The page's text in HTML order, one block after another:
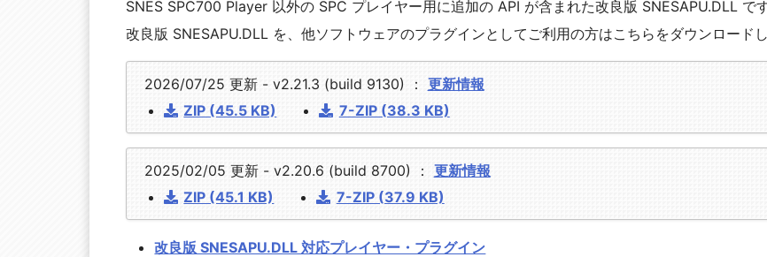
SNES SPC700 Player 以外の SPC プレイヤー用に追加の API が含まれた改良版 SNESAPU.DLL です
改良版 SNESAPU.DLL を、他ソフトウェアのプラグインとしてご利用の方はこちらをダウンロードし
2026/07/25 更新 - v2.21.3 (build 9130) ： 更新情報
ZIP (45.5 KB)
7-ZIP (38.3 KB)
2025/02/05 更新 - v2.20.6 (build 8700) ： 更新情報
ZIP (45.1 KB)
7-ZIP (37.9 KB)
改良版 SNESAPU.DLL 対応プレイヤー・プラグイン